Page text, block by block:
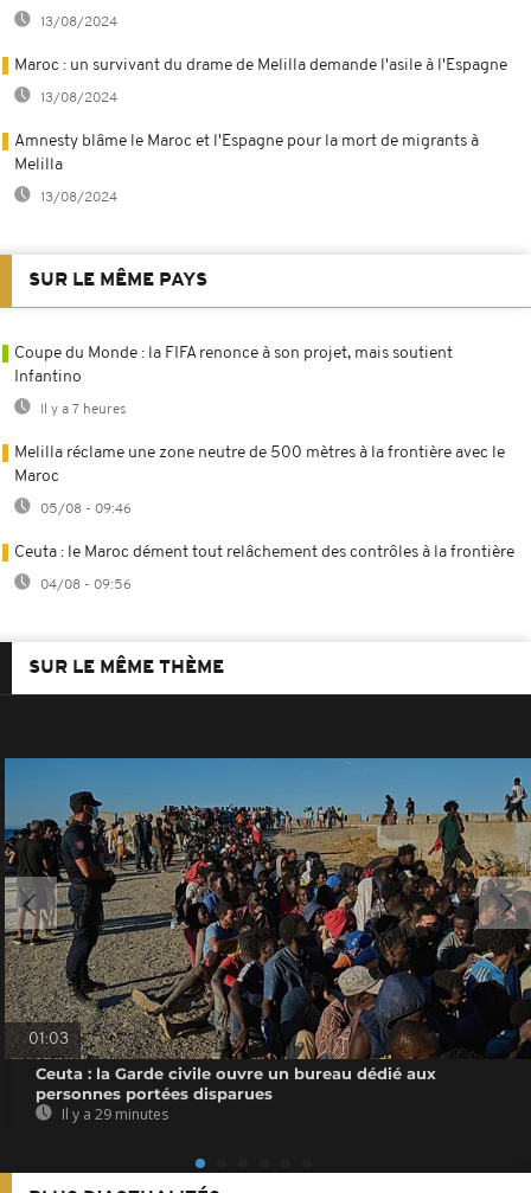
13/08/2024
Maroc : un survivant du drame de Melilla demande l'asile à l'Espagne
13/08/2024
Amnesty blâme le Maroc et l'Espagne pour la mort de migrants à
Melilla
13/08/2024
SUR LE MÊME PAYS
Coupe du Monde : la FIFA renonce à son projet, mais soutient
Infantino
Il y a 7 heures
Melilla réclame une zone neutre de 500 mètres à la frontière avec le
Maroc
05/08 - 09:46
Ceuta : le Maroc dément tout relâchement des contrôles à la frontière
04/08 - 09:56
SUR LE MÊME THÈME
01:03
Ceuta : la Garde civile ouvre un bureau dédié aux
personnes portées disparues
Il y a 29 minutes